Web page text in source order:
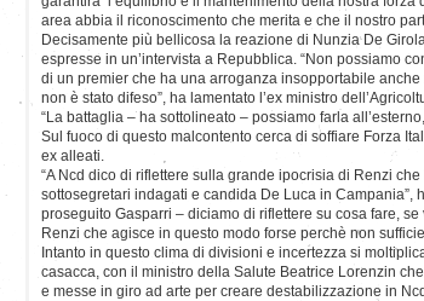
area abbia il riconoscimento che merita e che il nostro
Decisamente più bellicosa la reazione di Nunzia De
espresse in un’intervista a Repubblica. “Non possiamo
di un premier che ha una arroganza insopportabile
non è stato difeso”, ha lamentato l’ex ministro
“La battaglia – ha sottolineato – possiamo farla
Sul fuoco di questo malcontento cerca di soffiare Forza
ex alleati.
“A Ncd dico di riflettere sulla grande ipocrisia di Renzi
sottosegretari indagati e candida De Luca in Campania”,
proseguito Gasparri – diciamo di riflettere su cosa fare,
Renzi che agisce in questo modo forse perchè non
Intanto in questo clima di divisioni e incertezza si
casacca, con il ministro della Salute Beatrice Lorenzin
e messe in giro ad arte per creare destabilizzazione in